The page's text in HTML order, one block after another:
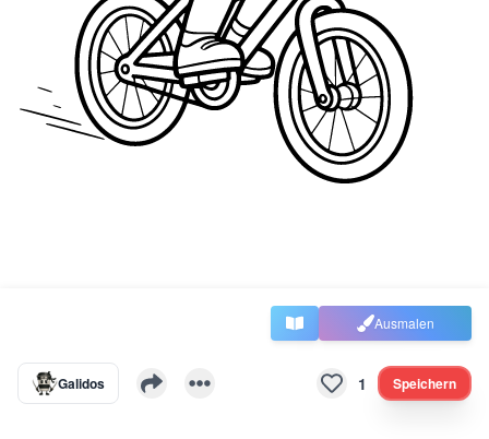
Ausmalen
Galidos 1 Speichern